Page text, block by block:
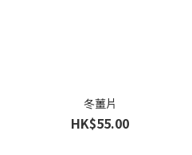
冬薑片
HK$55.00